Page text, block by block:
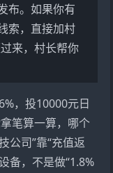
布。如果你有
索，直接加村
来，村长帮你
，投10000元日
笔算一算，哪个
公司”靠“充值返
备，不是做“1.8%